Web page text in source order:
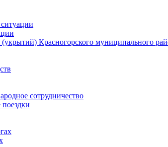
Красногорского муниципального
сотрудничество